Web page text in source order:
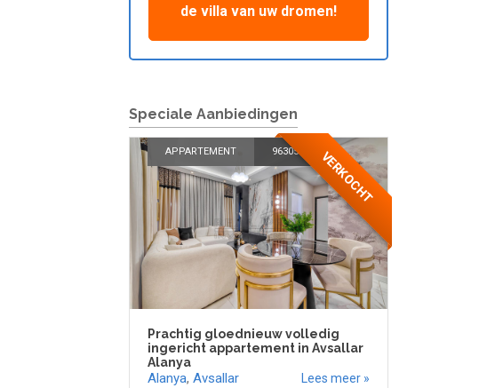
de villa van uw dromen!
Speciale Aanbiedingen
APPARTEMENT 96305 VERKOCHT
Prachtig gloednieuw volledig
ingericht appartement in Avsallar
Alanya
Alanya, Avsallar Lees meer »